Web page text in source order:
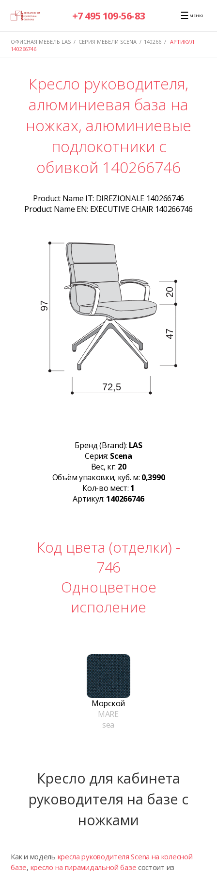
+7 495 109-56-83 ☰ МЕНЮ
ОФИСНАЯ МЕБЕЛЬ LAS / СЕРИЯ МЕБЕЛИ SCENA / 140266 / АРТИКУЛ
140266746
Кресло руководителя,
алюминиевая база на
ножках, алюминиевые
подлокотники с
обивкой 140266746
Product Name IT: DIREZIONALE 140266746
Product Name EN: EXECUTIVE CHAIR 140266746
Бренд (Brand): LAS
Серия: Scena
Вес, кг: 20
Объём упаковки, куб. м: 0,3990
Кол-во мест: 1
Артикул: 140266746
Код цвета (отделки) -
746
Одноцветное
исполение
Морской
MARE
sea
Кресло для кабинета
руководителя на базе с
ножками
Как и модель кресла руководителя Scena на колесной
базе, кресло на пирамидальной базе состоит из